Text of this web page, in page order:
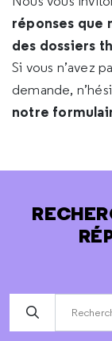
réponses que
des dossiers
Si vous n’avez
demande,
notre